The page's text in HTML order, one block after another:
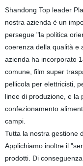
Shandong Top leader
nostra azienda è un
persegue "la politica
coerenza della qualità e
azienda ha incorporato
comune, film super
pellicola per elettricisti,
linee di produzione, e la
confezionamento
campi.
Tutta la nostra gestione
Applichiamo inoltre il
prodotti. Di